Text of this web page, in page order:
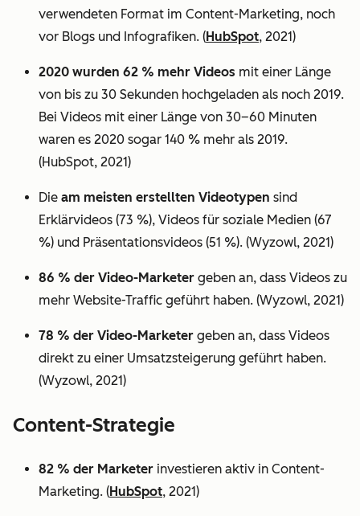
verwendeten Format im Content-Marketing, noch
vor Blogs und Infografiken. (HubSpot, 2021)
2020 wurden 62 % mehr Videos mit einer Länge
von bis zu 30 Sekunden hochgeladen als noch 2019.
Bei Videos mit einer Länge von 30–60 Minuten
waren es 2020 sogar 140 % mehr als 2019.
(HubSpot, 2021)
Die am meisten erstellten Videotypen sind
Erklärvideos (73 %), Videos für soziale Medien (67
%) und Präsentationsvideos (51 %). (Wyzowl, 2021)
86 % der Video-Marketer geben an, dass Videos zu
mehr Website-Traffic geführt haben. (Wyzowl, 2021)
78 % der Video-Marketer geben an, dass Videos
direkt zu einer Umsatzsteigerung geführt haben.
(Wyzowl, 2021)
Content-Strategie
82 % der Marketer investieren aktiv in Content-
Marketing. (HubSpot, 2021)